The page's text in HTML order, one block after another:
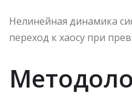
Нелинейная динамика
переход к хаосу при